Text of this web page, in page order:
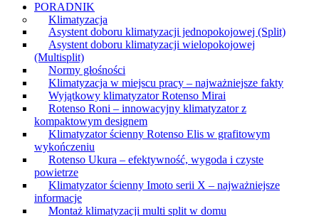
PORADNIK
Klimatyzacja
Asystent doboru klimatyzacji jednopokojowej (Split)
Asystent doboru klimatyzacji wielopokojowej
(Multisplit)
Normy głośności
Klimatyzacja w miejscu pracy – najważniejsze fakty
Wyjątkowy klimatyzator Rotenso Mirai
Rotenso Roni – innowacyjny klimatyzator z
kompaktowym designem
Klimatyzator ścienny Rotenso Elis w grafitowym
wykończeniu
Rotenso Ukura – efektywność, wygoda i czyste
powietrze
Klimatyzator ścienny Imoto serii X – najważniejsze
informacje
Montaż klimatyzacji multi split w domu